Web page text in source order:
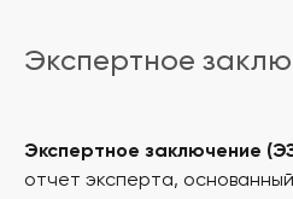
Экспертное
Экспертное заключение
отчет эксперта,